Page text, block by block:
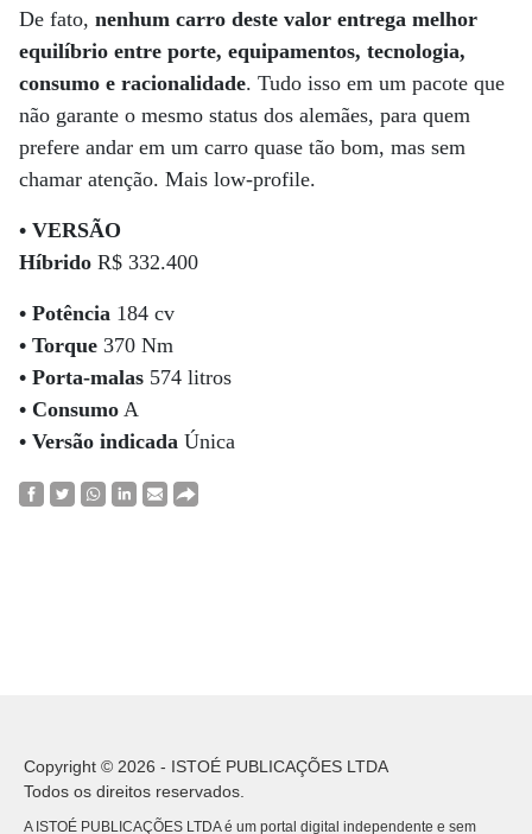
De fato, nenhum carro deste valor entrega melhor
equilíbrio entre porte, equipamentos, tecnologia,
consumo e racionalidade. Tudo isso em um pacote que
não garante o mesmo status dos alemães, para quem
prefere andar em um carro quase tão bom, mas sem
chamar atenção. Mais low-profile.
• VERSÃO
Híbrido R$ 332.400
• Potência 184 cv
• Torque 370 Nm
• Porta-malas 574 litros
• Consumo A
• Versão indicada Única
Copyright © 2026 - ISTOÉ PUBLICAÇÕES LTDA
Todos os direitos reservados.
A ISTOÉ PUBLICAÇÕES LTDA é um portal digital independente e sem